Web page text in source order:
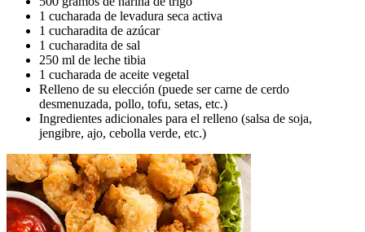
1 cucharada de levadura seca activa
1 cucharadita de azúcar
1 cucharadita de sal
250 ml de leche tibia
1 cucharada de aceite vegetal
Relleno de su elección (puede ser carne de cerdo
desmenuzada, pollo, tofu, setas, etc.)
Ingredientes adicionales para el relleno (salsa de soja,
jengibre, ajo, cebolla verde, etc.)